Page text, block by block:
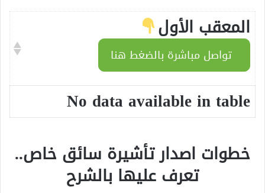
المعقب الأول
تواصل مباشرة بالضغط هنا
No data available in table
خطوات اصدار تأشيرة سائق خاص..
تعرف عليها بالشرح